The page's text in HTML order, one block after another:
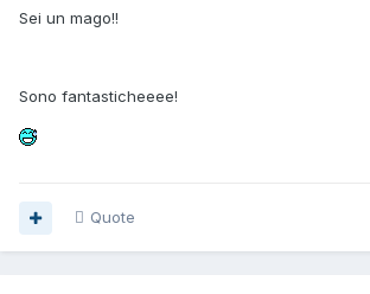
Sei un mago!!
Sono fantasticheeee!
Quote